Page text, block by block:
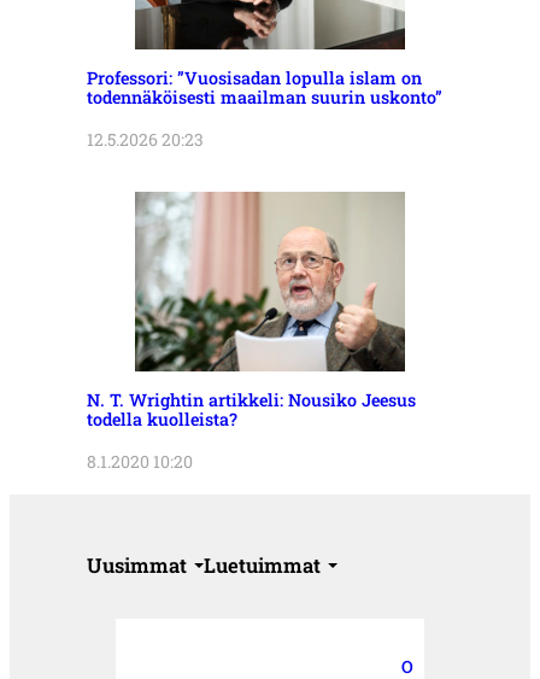
Professori: ”Vuosisadan lopulla islam on
todennäköisesti maailman suurin uskonto”
12.5.2026 20:23
N. T. Wrightin artikkeli: Nousiko Jeesus
todella kuolleista?
8.1.2020 10:20
Uusimmat Luetuimmat
O